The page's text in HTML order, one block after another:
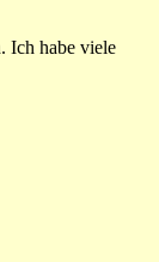
Ich habe viele